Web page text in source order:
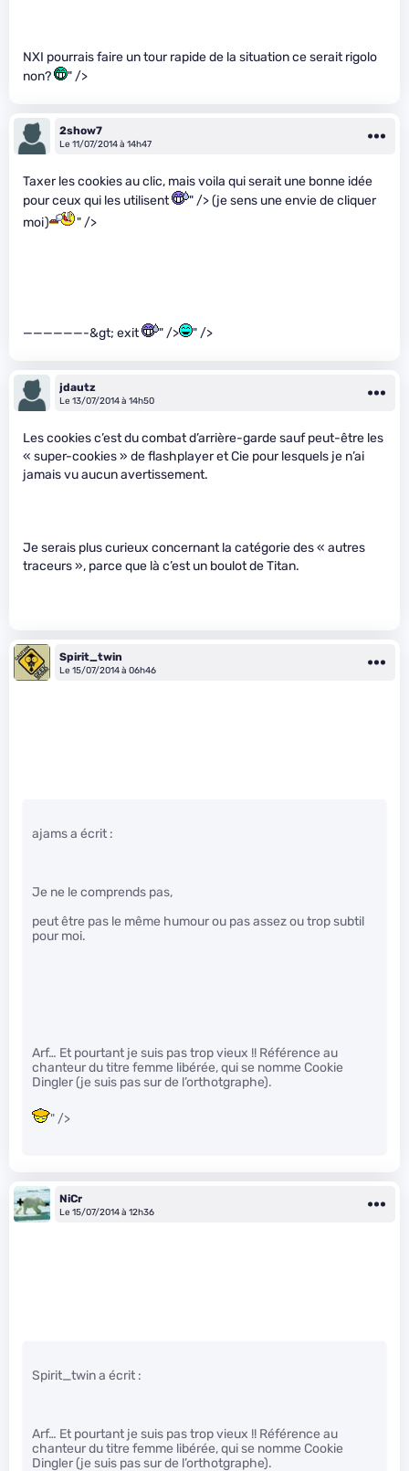
NXI pourrais faire un tour rapide de la situation ce serait rigolo
non?
" />
2show7
Le 11/07/2014 à 14h47
Taxer les cookies au clic, mais voila qui serait une bonne idée
pour ceux qui les utilisent
" /> (je sens une envie de cliquer
moi)
" />
——————-&gt; exit " /> " />
jdautz
Le 13/07/2014 à 14h50
Les cookies c’est du combat d’arrière-garde sauf peut-être les
« super-cookies » de flashplayer et Cie pour lesquels je n’ai
jamais vu aucun avertissement.
Je serais plus curieux concernant la catégorie des « autres
traceurs », parce que là c’est un boulot de Titan.
Spirit_twin
Le 15/07/2014 à 06h46
ajams a écrit :
Je ne le comprends pas,
peut être pas le même humour ou pas assez ou trop subtil
pour moi.
Arf… Et pourtant je suis pas trop vieux !! Référence au
chanteur du titre femme libérée, qui se nomme Cookie
Dingler (je suis pas sur de l’orthotgraphe).
" />
NiCr
Le 15/07/2014 à 12h36
Spirit_twin a écrit :
Arf… Et pourtant je suis pas trop vieux !! Référence au
chanteur du titre femme libérée, qui se nomme Cookie
Dingler (je suis pas sur de l’orthotgraphe).